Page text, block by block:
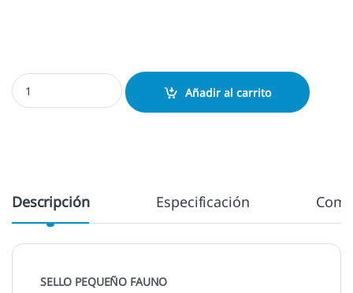
Exlibris Pequeño Fauno cantidad
Añadir al carrito
Descripción Especificación
SELLO PEQUEÑO FAUNO